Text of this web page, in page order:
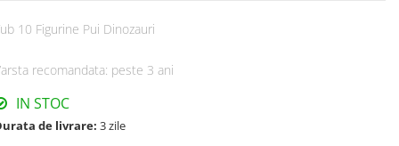
10 Figurine Pui Dinozauri
recomandata: peste 3 ani
IN STOC
de livrare: 3 zile